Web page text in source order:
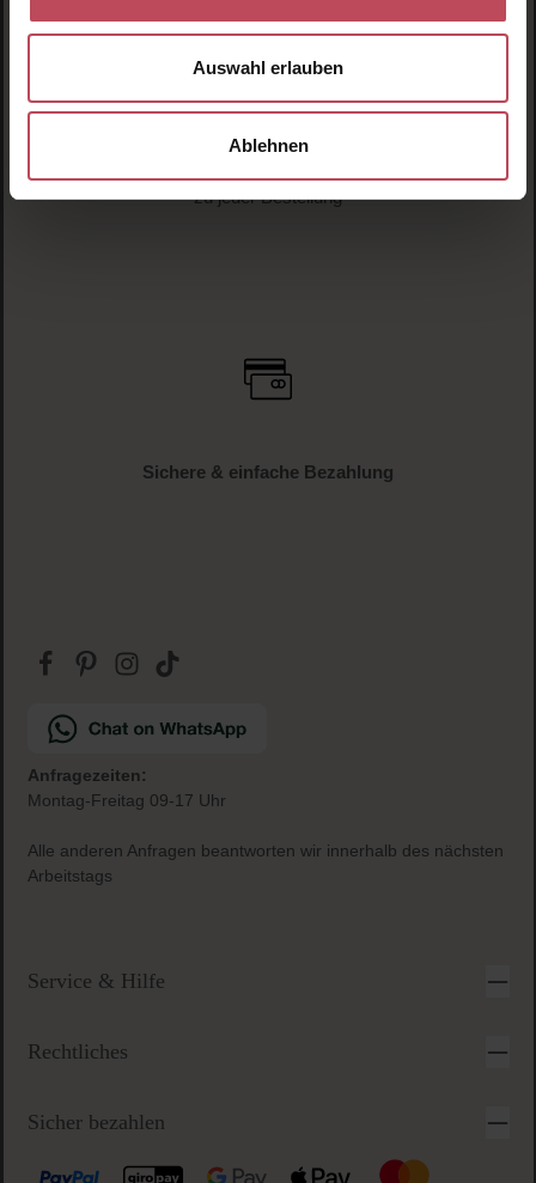
Auswahl erlauben
Ablehnen
zu jeder Bestellung
Sichere & einfache Bezahlung
Anfragezeiten:
Montag-Freitag 09-17 Uhr
Alle anderen Anfragen beantworten wir innerhalb des nächsten
Arbeitstags
Service & Hilfe
Rechtliches
Sicher bezahlen